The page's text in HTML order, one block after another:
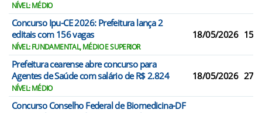
NÍVEL: MÉDIO
Concurso Ipu-CE 2026: Prefeitura lança 2
editais com 156 vagas
NÍVEL: FUNDAMENTAL, MÉDIO E SUPERIOR
18/05/2026 156
Prefeitura cearense abre concurso para
Agentes de Saúde com salário de R$ 2.824
NÍVEL: MÉDIO
18/05/2026 27
Concurso Conselho Federal de Biomedicina-DF